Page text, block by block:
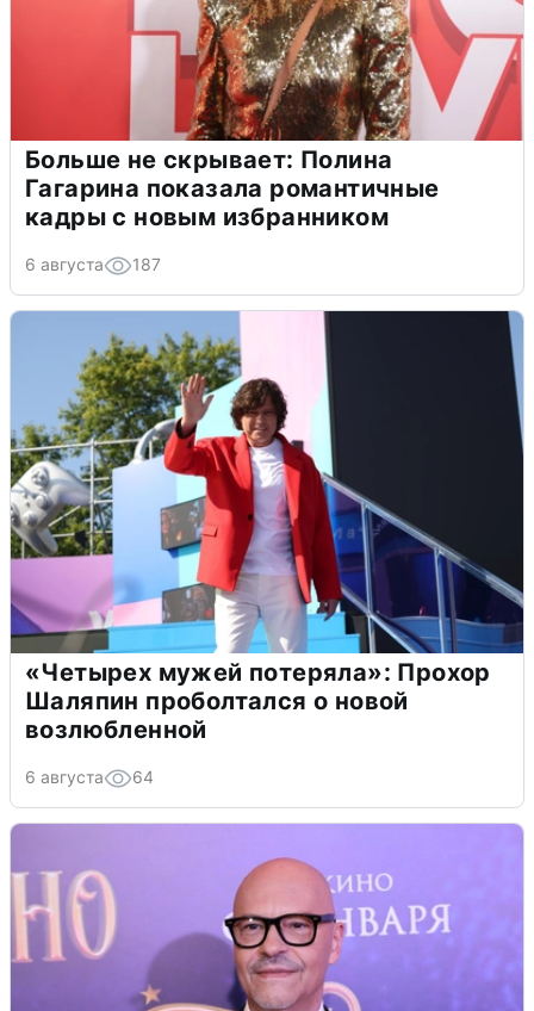
Больше не скрывает: Полина
Гагарина показала романтичные
кадры с новым избранником
6 августа 187
«Четырех мужей потеряла»: Прохор
Шаляпин проболтался о новой
возлюбленной
6 августа 64